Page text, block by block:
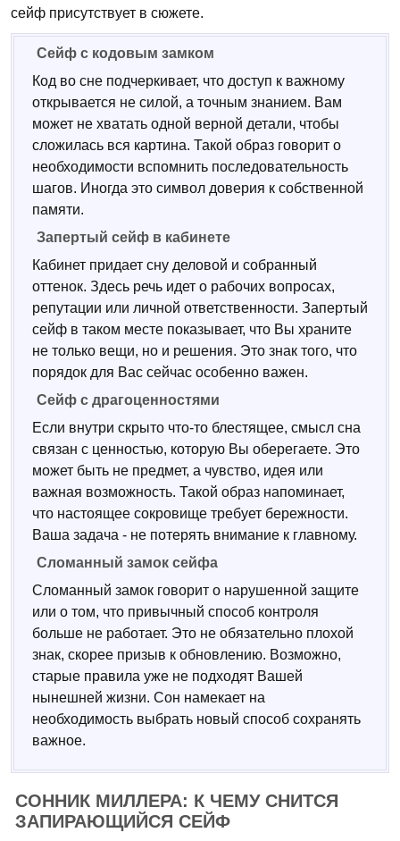
сейф присутствует в сюжете.
Сейф с кодовым замком
Код во сне подчеркивает, что доступ к важному
открывается не силой, а точным знанием. Вам
может не хватать одной верной детали, чтобы
сложилась вся картина. Такой образ говорит о
необходимости вспомнить последовательность
шагов. Иногда это символ доверия к собственной
памяти.
Запертый сейф в кабинете
Кабинет придает сну деловой и собранный
оттенок. Здесь речь идет о рабочих вопросах,
репутации или личной ответственности. Запертый
сейф в таком месте показывает, что Вы храните
не только вещи, но и решения. Это знак того, что
порядок для Вас сейчас особенно важен.
Сейф с драгоценностями
Если внутри скрыто что-то блестящее, смысл сна
связан с ценностью, которую Вы оберегаете. Это
может быть не предмет, а чувство, идея или
важная возможность. Такой образ напоминает,
что настоящее сокровище требует бережности.
Ваша задача - не потерять внимание к главному.
Сломанный замок сейфа
Сломанный замок говорит о нарушенной защите
или о том, что привычный способ контроля
больше не работает. Это не обязательно плохой
знак, скорее призыв к обновлению. Возможно,
старые правила уже не подходят Вашей
нынешней жизни. Сон намекает на
необходимость выбрать новый способ сохранять
важное.
СОННИК МИЛЛЕРА: К ЧЕМУ СНИТСЯ
ЗАПИРАЮЩИЙСЯ СЕЙФ